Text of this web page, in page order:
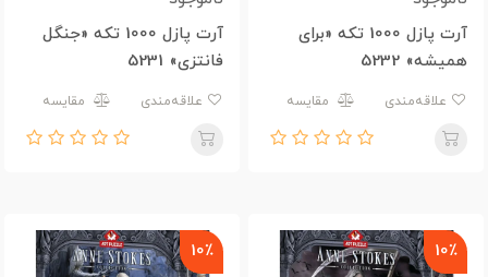
آرت پازل 1000 تکه «برای
همیشه» 5232
مقایسه
آرت پازل 1000 تکه «جنگل
فانتزی» 5231
مقایسه
10٪ 10٪